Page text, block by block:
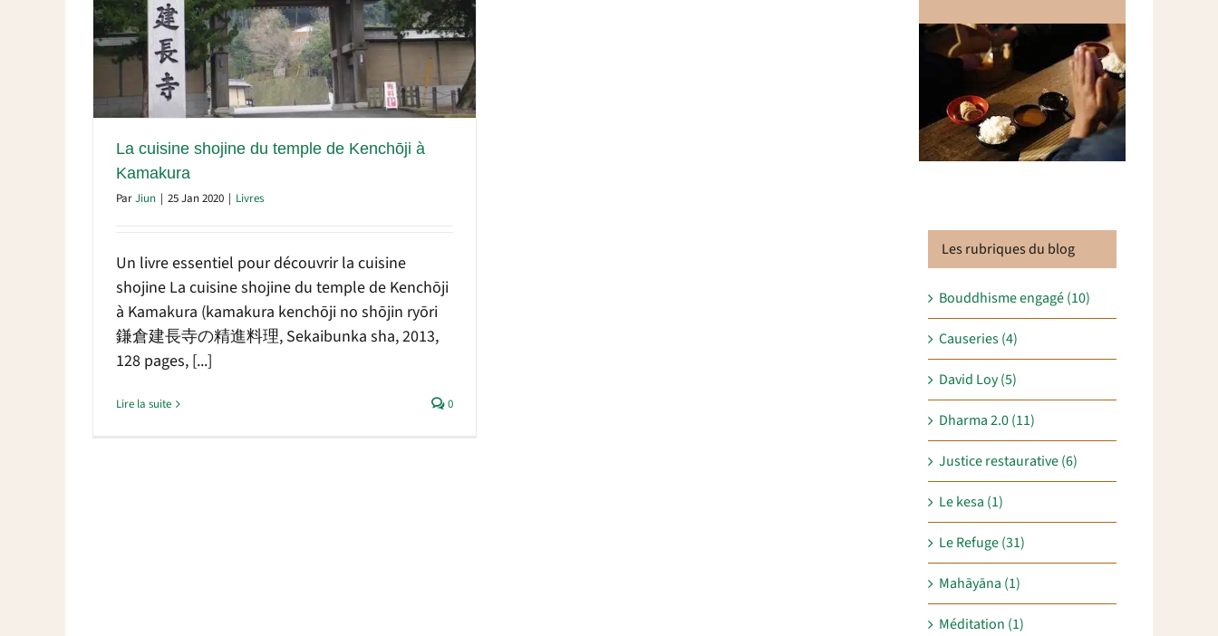
La cuisine shojine du temple de Kenchōji à
Kamakura
ParJiun | 25 Jan 2020 | Livres
Un livre essentiel pour découvrir la cuisine
shojine La cuisine shojine du temple de Kenchōji
à Kamakura (kamakura kenchōji no shōjin ryōri
鎌倉建長寺の精進料理, Sekaibunka sha, 2013,
128 pages, [...]
Lire la suite 0
Les rubriques du blog
Bouddhisme engagé (10)
Causeries (4)
David Loy (5)
Dharma 2.0 (11)
Justice restaurative (6)
Le kesa (1)
Le Refuge (31)
Mahāyāna (1)
Méditation (1)